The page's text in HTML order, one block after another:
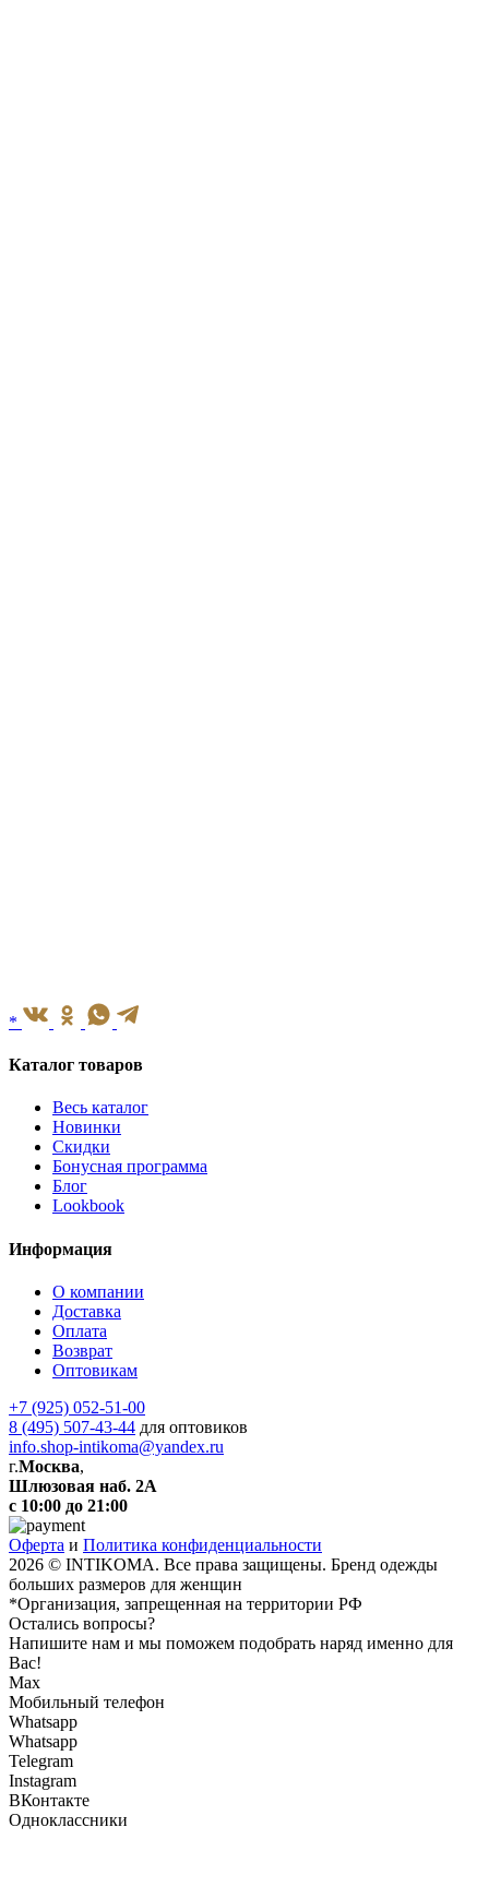
*
Каталог товаров
Весь каталог
Новинки
Скидки
Бонусная программа
Блог
Lookbook
Информация
О компании
Доставка
Оплата
Возврат
Оптовикам
+7 (925) 052-51-00
8 (495) 507-43-44 для оптовиков
info.shop-intikoma@yandex.ru
г.Москва,
Шлюзовая наб. 2А
с 10:00 до 21:00
Оферта и Политика конфиденциальности
2026 © INTIKOMA. Все права защищены. Бренд одежды
больших размеров для женщин
*Организация, запрещенная на территории РФ
Остались вопросы?
Напишите нам и мы поможем подобрать наряд именно для
Вас!
Max
Мобильный телефон
Whatsapp
Whatsapp
Telegram
Instagram
ВКонтакте
Одноклассники